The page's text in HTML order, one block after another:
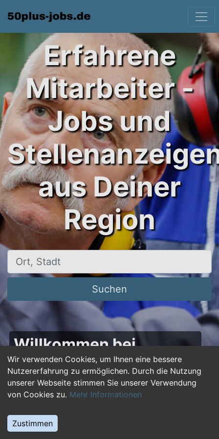
Wir verwenden Cookies, um Ihnen eine bessere
Nutzererfahrung zu ermöglichen. Durch die Nutzung
unserer Webseite stimmen Sie unserer Verwendung
von Cookies zu. Mehr Informationen
Zustimmen
Erfahrene
Mitarbeiter -
Jobs und
aus Deiner
Region
Ort, Stadt
Suchen
Willkommen bei
50plus-jobs.de – Dein
Portal für Jobs ab 50!
Du bist über 50 und suchst nach einer neuen
beruflichen Herausforderung oder einem
Jobwechsel? Auf